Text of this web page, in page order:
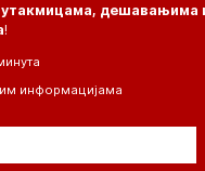
утакмицама, дешавањима
!
информацијама